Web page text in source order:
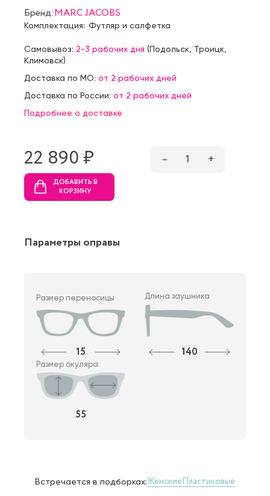
Бренд:MARC JACOBS
Комплектация: Футляр и салфетка
Самовывоз: 2-3 рабочих дня (Подольск Троицк
Климовск)
Доставка по МО: от 2 рабочих дней
Доставка по России: от 2 рабочих дней
Подробнее о доставке
22 890 ₷ – 1 +
ДОБАВИТЬ В
КОРЗИНУ
Параметры оправы
Размер переносицы
15
Длина заушника
140
Размер окуляра
55
Встречается в подборках:ЖенскиеПластиковые